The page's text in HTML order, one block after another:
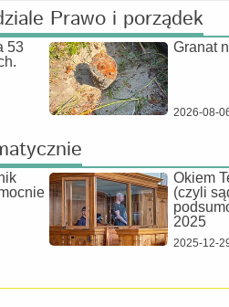
Prawo i porządek
53
Granat
2026-08-
Okiem
(czyli
2025
2025-12-